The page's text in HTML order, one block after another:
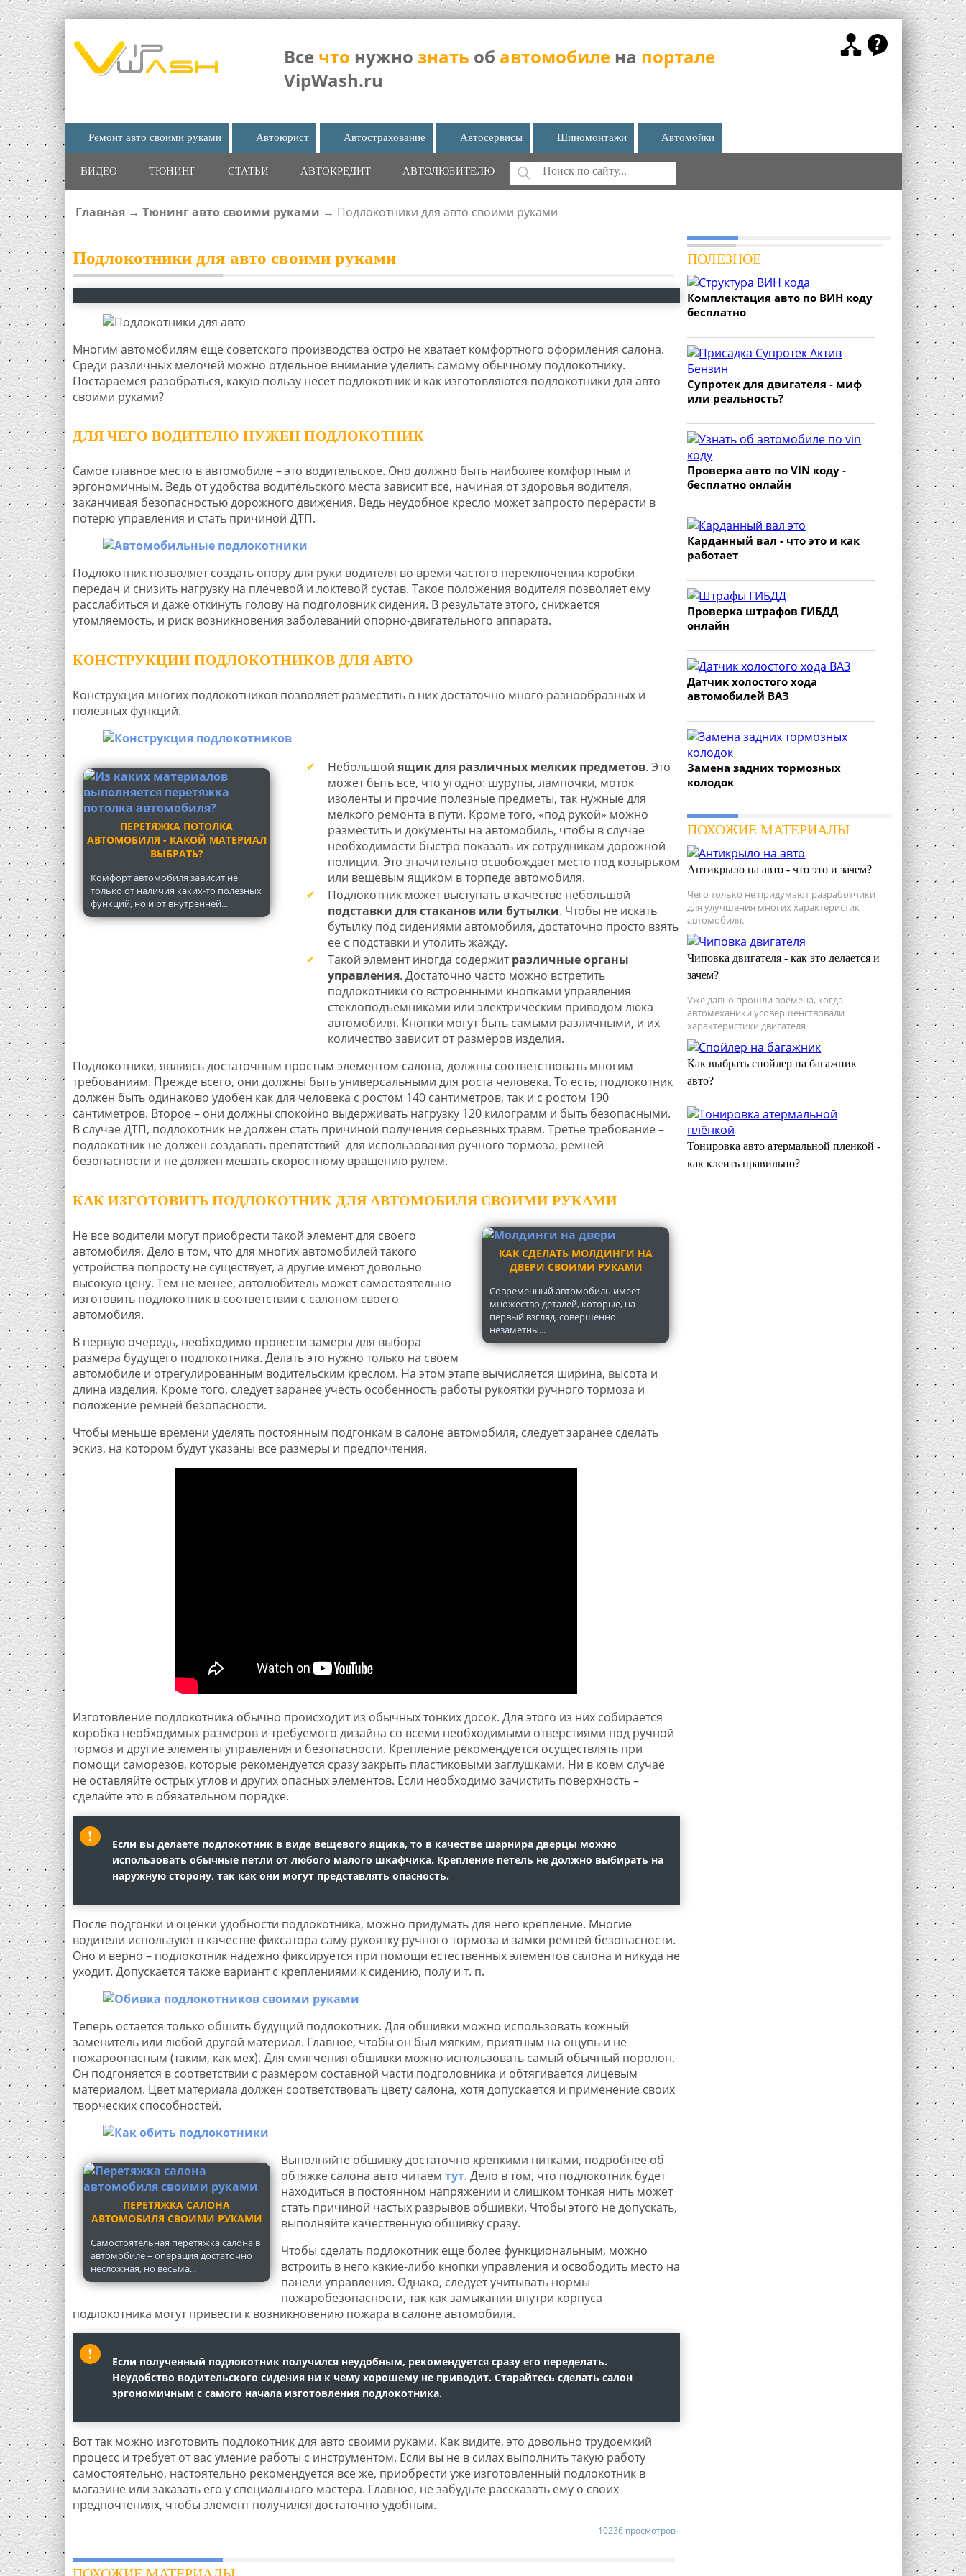
Все что нужно знать об автомобиле на портале
VipWash.ru
Ремонт авто своими руками Автоюрист Автострахование Автосервисы Шиномонтажи Автомойки
ВИДЕО ТЮНИНГ СТАТЬИ АВТОКРЕДИТ АВТОЛЮБИТЕЛЮ
ФОРМА ПОИСКА
Поиск
ВЫ ЗДЕСЬ
Главная → Тюнинг авто своими руками → Подлокотники для авто своими руками
Подлокотники для авто своими руками
Многим автомобилям еще советского производства остро не хватает комфортного оформления салона.
Среди различных мелочей можно отдельное внимание уделить самому обычному подлокотнику.
Постараемся разобраться, какую пользу несет подлокотник и как изготовляются подлокотники для авто
своими руками?
ДЛЯ ЧЕГО ВОДИТЕЛЮ НУЖЕН ПОДЛОКОТНИК
Самое главное место в автомобиле – это водительское. Оно должно быть наиболее комфортным и
эргономичным. Ведь от удобства водительского места зависит все, начиная от здоровья водителя,
заканчивая безопасностью дорожного движения. Ведь неудобное кресло может запросто перерасти в
потерю управления и стать причиной ДТП.
Подлокотник позволяет создать опору для руки водителя во время частого переключения коробки
передач и снизить нагрузку на плечевой и локтевой сустав. Такое положения водителя позволяет ему
расслабиться и даже откинуть голову на подголовник сидения. В результате этого, снижается
утомляемость, и риск возникновения заболеваний опорно-двигательного аппарата.
КОНСТРУКЦИИ ПОДЛОКОТНИКОВ ДЛЯ АВТО
Конструкция многих подлокотников позволяет разместить в них достаточно много разнообразных и
полезных функций.
ПЕРЕТЯЖКА ПОТОЛКА
АВТОМОБИЛЯ - КАКОЙ МАТЕРИАЛ
ВЫБРАТЬ?
Комфорт автомобиля зависит не
только от наличия каких-то полезных
функций, но и от внутренней...
Небольшой ящик для различных мелких предметов. Это
может быть все, что угодно: шурупы, лампочки, моток
изоленты и прочие полезные предметы, так нужные для
мелкого ремонта в пути. Кроме того, «под рукой» можно
разместить и документы на автомобиль, чтобы в случае
необходимости быстро показать их сотрудникам дорожной
полиции. Это значительно освобождает место под козырьком
или вещевым ящиком в торпеде автомобиля.
Подлокотник может выступать в качестве небольшой
подставки для стаканов или бутылки. Чтобы не искать
бутылку под сидениями автомобиля, достаточно просто взять
ее с подставки и утолить жажду.
Такой элемент иногда содержитразличные органы
управления. Достаточно часто можно встретить
подлокотники со встроенными кнопками управления
стеклоподъемниками или электрическим приводом люка
автомобиля. Кнопки могут быть самыми различными, и их
количество зависит от размеров изделия.
Подлокотники, являясь достаточным простым элементом салона, должны соответствовать многим
требованиям. Прежде всего, они должны быть универсальными для роста человека. То есть, подлокотник
должен быть одинаково удобен как для человека с ростом 140 сантиметров, так и с ростом 190
сантиметров. Второе – они должны спокойно выдерживать нагрузку 120 килограмм и быть безопасными.
В случае ДТП, подлокотник не должен стать причиной получения серьезных травм. Третье требование –
подлокотник не должен создавать препятствий для использования ручного тормоза, ремней
безопасности и не должен мешать скоростному вращению рулем.
КАК ИЗГОТОВИТЬ ПОДЛОКОТНИК ДЛЯ АВТОМОБИЛЯ СВОИМИ РУКАМИ
КАК СДЕЛАТЬ МОЛДИНГИ НА
ДВЕРИ СВОИМИ РУКАМИ
Современный автомобиль имеет
множество деталей, которые, на
первый взгляд, совершенно
незаметны...
Не все водители могут приобрести такой элемент для своего
автомобиля. Дело в том, что для многих автомобилей такого
устройства попросту не существует, а другие имеют довольно
высокую цену. Тем не менее, автолюбитель может самостоятельно
изготовить подлокотник в соответствии с салоном своего
автомобиля.
В первую очередь, необходимо провести замеры для выбора
размера будущего подлокотника. Делать это нужно только на своем
автомобиле и отрегулированным водительским креслом. На этом этапе вычисляется ширина, высота и
длина изделия. Кроме того, следует заранее учесть особенность работы рукоятки ручного тормоза и
положение ремней безопасности.
Чтобы меньше времени уделять постоянным подгонкам в салоне автомобиля, следует заранее сделать
эскиз, на котором будут указаны все размеры и предпочтения.
Изготовление подлокотника обычно происходит из обычных тонких досок. Для этого из них собирается
коробка необходимых размеров и требуемого дизайна со всеми необходимыми отверстиями под ручной
тормоз и другие элементы управления и безопасности. Крепление рекомендуется осуществлять при
помощи саморезов, которые рекомендуется сразу закрыть пластиковыми заглушками. Ни в коем случае
не оставляйте острых углов и других опасных элементов. Если необходимо зачистить поверхность –
сделайте это в обязательном порядке.
Если вы делаете подлокотник в виде вещевого ящика, то в качестве шарнира дверцы можно
использовать обычные петли от любого малого шкафчика. Крепление петель не должно выбирать на
наружную сторону, так как они могут представлять опасность.
После подгонки и оценки удобности подлокотника, можно придумать для него крепление. Многие
водители используют в качестве фиксатора саму рукоятку ручного тормоза и замки ремней безопасности.
Оно и верно – подлокотник надежно фиксируется при помощи естественных элементов салона и никуда не
уходит. Допускается также вариант с креплениями к сидению, полу и т. п.
Теперь остается только обшить будущий подлокотник. Для обшивки можно использовать кожный
заменитель или любой другой материал. Главное, чтобы он был мягким, приятным на ощупь и не
пожароопасным (таким, как мех). Для смягчения обшивки можно использовать самый обычный поролон.
Он подгоняется в соответствии с размером составной части подголовника и обтягивается лицевым
материалом. Цвет материала должен соответствовать цвету салона, хотя допускается и применение своих
творческих способностей.
ПЕРЕТЯЖКА САЛОНА
АВТОМОБИЛЯ СВОИМИ РУКАМИ
Самостоятельная перетяжка салона в
автомобиле – операция достаточно
несложная, но весьма...
Выполняйте обшивку достаточно крепкими нитками, подробнее об
обтяжке салона авто читаем тут. Дело в том, что подлокотник будет
находиться в постоянном напряжении и слишком тонкая нить может
стать причиной частых разрывов обшивки. Чтобы этого не допускать,
выполняйте качественную обшивку сразу.
Чтобы сделать подлокотник еще более функциональным, можно
встроить в него какие-либо кнопки управления и освободить место на
панели управления. Однако, следует учитывать нормы
пожаробезопасности, так как замыкания внутри корпуса
подлокотника могут привести к возникновению пожара в салоне автомобиля.
Если полученный подлокотник получился неудобным, рекомендуется сразу его переделать.
Неудобство водительского сидения ни к чему хорошему не приводит. Старайтесь сделать салон
эргономичным с самого начала изготовления подлокотника.
Вот так можно изготовить подлокотник для авто своими руками. Как видите, это довольно трудоемкий
процесс и требует от вас умение работы с инструментом. Если вы не в силах выполнить такую работу
самостоятельно, настоятельно рекомендуется все же, приобрести уже изготовленный подлокотник в
магазине или заказать его у специального мастера. Главное, не забудьте рассказать ему о своих
предпочтениях, чтобы элемент получился достаточно удобным.
10236 просмотров
ПОХОЖИЕ МАТЕРИАЛЫ
ПОЛЕЗНОЕ
Комплектация авто по ВИН коду
бесплатно
Супротек для двигателя - миф
или реальность?
Проверка авто по VIN коду -
бесплатно онлайн
Карданный вал - что это и как
работает
Проверка штрафов ГИБДД
онлайн
Датчик холостого хода
автомобилей ВАЗ
Замена задних тормозных
колодок
ПОХОЖИЕ МАТЕРИАЛЫ
Антикрыло на авто - что это и зачем?
Чего только не придумают разработчики
для улучшения многих характеристик
автомобиля.
Чиповка двигателя - как это делается и
зачем?
Уже давно прошли времена, когда
автомеханики усовершенствовали
характеристики двигателя
Как выбрать спойлер на багажник
авто?
Тонировка авто атермальной пленкой -
как клеить правильно?